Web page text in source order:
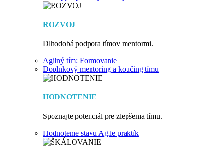
ROZVOJ
Dlhodobá podpora tímov mentormi.
Agilný tím: Formovanie
Doplnkový mentoring a koučing tímu
HODNOTENIE
Spoznajte potenciál pre zlepšenia tímu.
Hodnotenie stavu Agile praktík